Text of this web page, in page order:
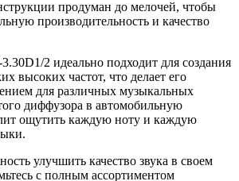
продуман до мелочей, чтобы
производительность и качество
2 идеально подходит для создания
высоких частот, что делает его
для различных музыкальных
диффузора в автомобильную
ощутить каждую ноту и каждую
улучшить качество звука в своем
с полным ассортиментом